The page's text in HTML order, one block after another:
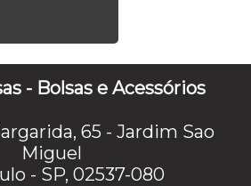
- Bolsas e Acessórios
65 - Jardim Sao
Miguel
- SP, 02537-080